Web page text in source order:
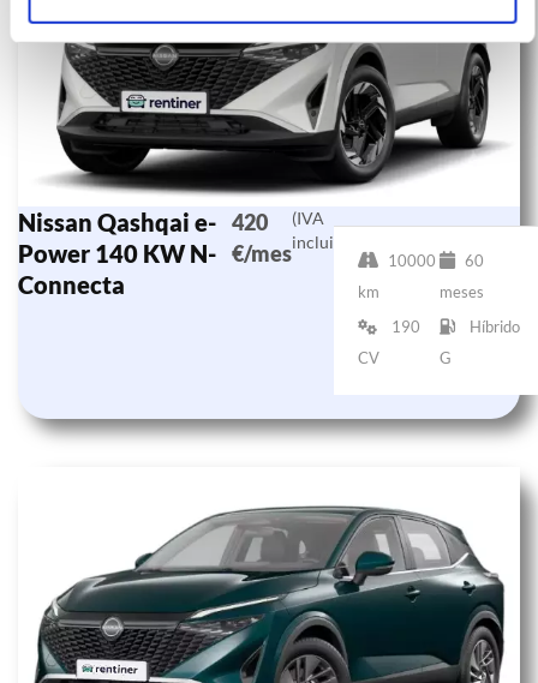
Nissan Qashqai e-
Power 140 KW N-
Connecta
420
€/mes
(IVA
incluido)
10000
km
60
meses
190
CV
Híbrido
G